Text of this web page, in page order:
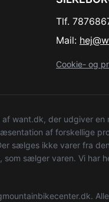
Tlf.
Mail:
Cookie- og
af want.dk, der udgiver
af forskellige
sælges ikke varer fra
som sælger varen. Vi har